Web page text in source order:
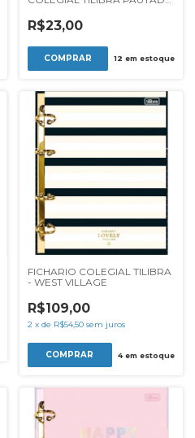
R$23,00
12 em estoque
FICHARIO COLEGIAL TILIBRA
- WEST VILLAGE
R$109,00
2 x de R$54,50 sem juros
4em estoque